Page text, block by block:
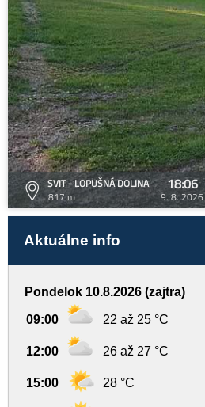
SVIT - LOPUŠNÁ DOLINA
817 m
18:06
9. 8. 2026
Aktuálne info
Pondelok 10.8.2026 (zajtra)
09:00 22 až 25 °C
12:00 26 až 27 °C
15:00 28 °C